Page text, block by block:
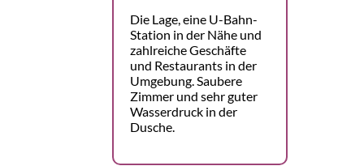
Die Lage, eine U-Bahn-
Station in der Nähe und
zahlreiche Geschäfte
und Restaurants in der
Umgebung. Saubere
Zimmer und sehr guter
Wasserdruck in der
Dusche.